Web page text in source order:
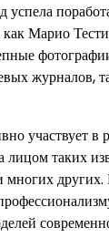
Марио
журналов,
участвует
таких
других.